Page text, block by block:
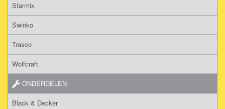
Starmix
Swinko
Trasco
Wolfcraft
ONDERDELEN
Black & Decker